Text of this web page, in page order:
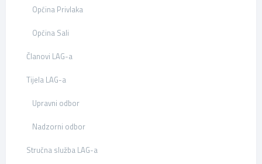
Općina Privlaka
Općina Sali
Članovi LAG-a
Tijela LAG-a
Upravni odbor
Nadzorni odbor
Stručna služba LAG-a